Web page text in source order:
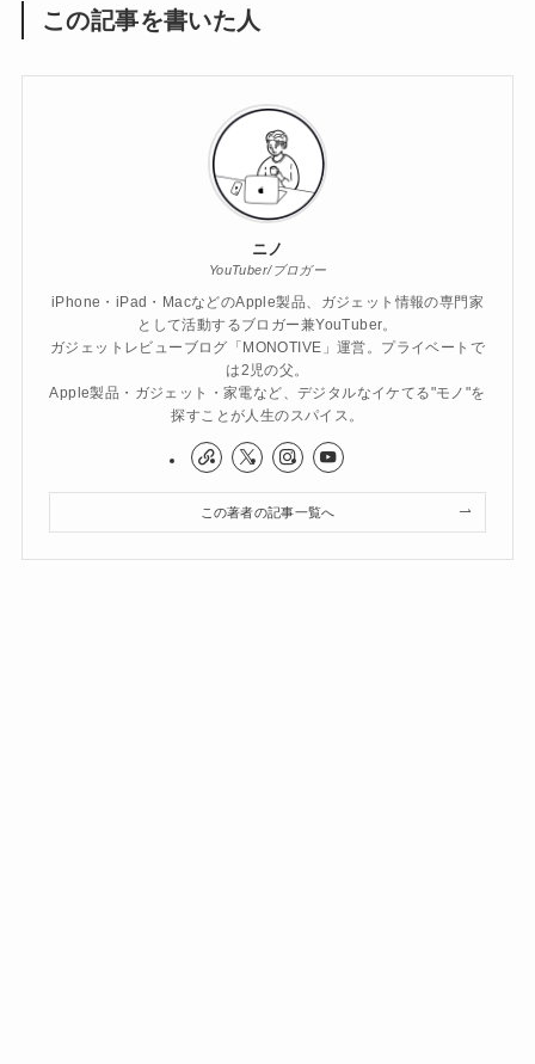
この記事を書いた人
ニノ
YouTuber/ブロガー
iPhone・iPad・MacなどのApple製品、ガジェット情報の専門家
として活動するブロガー兼YouTuber。
ガジェットレビューブログ「MONOTIVE」運営。プライベートで
は2児の父。
Apple製品・ガジェット・家電など、デジタルなイケてる"モノ"を
探すことが人生のスパイス。
この著者の記事一覧へ